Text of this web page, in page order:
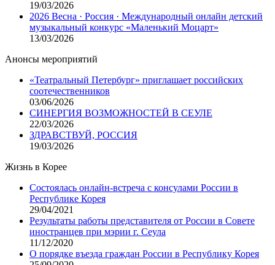
19/03/2026
2026 Весна · Россия · Международный онлайн детский
музыкальный конкурс «Маленький Моцарт»
13/03/2026
Анонсы мероприятий
«Театральный Петербург» приглашает российских
соотечественников
03/06/2026
СИНЕРГИЯ ВОЗМОЖНОСТЕЙ В СЕУЛЕ
22/03/2026
ЗДРАВСТВУЙ, РОССИЯ
19/03/2026
Жизнь в Корее
Состоялась онлайн-встреча с консулами России в
Республике Корея
29/04/2021
Результаты работы представителя от России в Совете
иностранцев при мэрии г. Сеула
11/12/2020
О порядке въезда граждан России в Республику Корея